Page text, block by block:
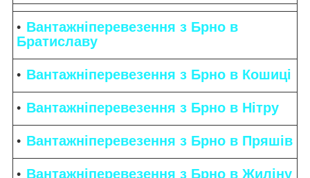
Вантажніперевезення з Брно в
Братиславу
Вантажніперевезення з Брно в Кошиці
Вантажніперевезення з Брно в Нітру
Вантажніперевезення з Брно в Пряшів
Вантажніперевезення з Брно в Жиліну